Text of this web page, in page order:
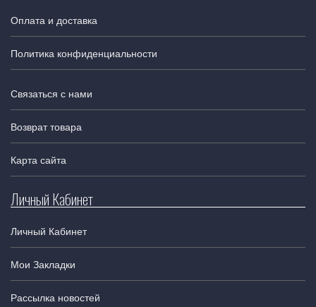
Оплата и доставка
Политика конфиденциальности
Связаться с нами
Возврат товара
Карта сайта
Личный Кабинет
Личный Кабинет
Мои Закладки
Рассылка новостей